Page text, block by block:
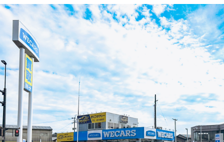
お店を探す
車検見積
車検サービス トップ
オイル交換・点検・整備予約